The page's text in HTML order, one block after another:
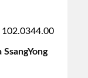
102.0344.00